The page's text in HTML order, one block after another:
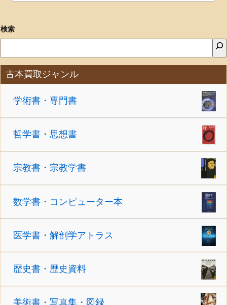
検索
古本買取ジャンル
学術書・専門書
哲学書・思想書
宗教書・宗教学書
数学書・コンピューター本
医学書・解剖学アトラス
歴史書・歴史資料
美術書・写真集・図録